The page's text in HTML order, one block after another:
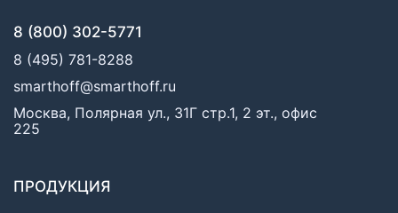
8 (800) 302-5771
8 (495) 781-8288
smarthoff@smarthoff.ru
Москва, Полярная ул., 31Г стр.1, 2 эт., офис
225
ПРОДУКЦИЯ